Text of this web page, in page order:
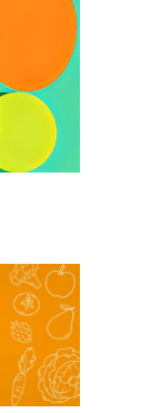
Warzyw,
Fakty
– Ziemniaki